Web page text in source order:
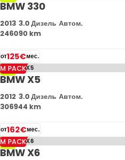
BMW 330
2013 3.0 Дизель Автом.
246090 km
от125€мес.
-7%
M PACK
BMW X5
2012 3.0 Дизель Автом.
306944 km
от162€мес.
-7%
M PACK
BMW X6